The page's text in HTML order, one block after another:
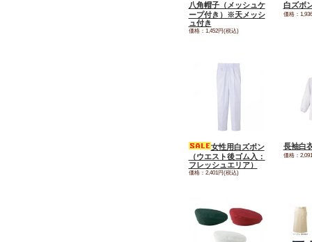
八角帽子（メッシュケ
ープ付き）※天メッシ
ュ付き
価格：1,452円(税込)
白ズボ
価格：
女性用白ズボン
（ウエスト後ゴム入：
フレッシュエリア）
価格：2,401円(税込)
長袖白
価格：